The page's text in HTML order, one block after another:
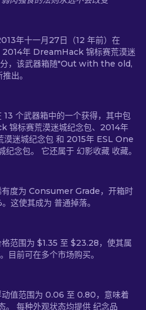
年十一月27日（12 年前）在
2014年 DreamHack 锦标赛荒漠迷
分，该武器箱随"Out with the old,
出。
个武器箱中的一个获得，其中包
锦标赛荒漠迷城纪念包、2014年
漠迷城纪念包 和 2015年 ESL One
纪念包。 它还属于 幻影收藏 收藏。
有度为 Consumer Grade，开箱时
这使其成为 普通掉落。
范围为 $1.35 至 $23.28，使其属
目前可在多个市场购买。
值范围为 0.06 至 0.80，意味着
。 每种外观状态均提供 纪念品